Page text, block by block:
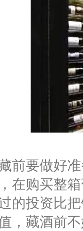
要做好准
在购买整
的投资比
，藏酒前